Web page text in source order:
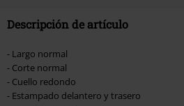
Descripción de artículo
- Largo normal
- Corte normal
- Cuello redondo
- Estampado delantero y trasero